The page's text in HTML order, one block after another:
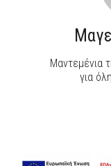
Μαντεμένια
για